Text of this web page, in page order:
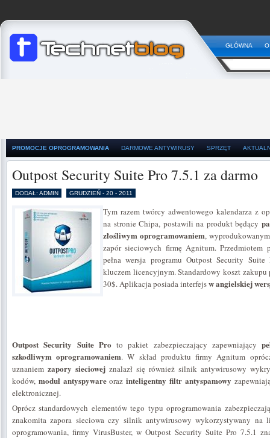
GŁÓWNA
PROMOCJE OPROGRAMOWANIA DARMOWE ANTYWIRUSY SPRZĘT
Outpost Security Suite Pro 7.5.1 za darmo
DODAŁ: ADMIN GRUDZIEŃ - 20 - 2011
Tym razem twórcy adwentowego kalendarza z
na stronie Chipa, postawili na produkt będący
złośliwym oprogramowaniem,
zapór sieciowych firmę Agnitum.
pełna wersja programu Outpost Security
kluczem licencyjnym. Standardowy koszt
30$. Aplikacja posiada interfejsw angielskiej
Outpost Security Suite Pro to pakiet zabezpieczający zapewniający
szkodliwym oprogramowaniem. W skład produktu firmy Agnitum
uznaniem zapory sieciowej znalazł się również silnik antywirusowy
kodów, moduł antyspywareorazinteligentny filtr antyspamowy
elektronicznej.
Oprócz standardowych elementów tego typu oprogramowania
znakomita zapora sieciowa czy silnik antywirusowy wykorzystywany na
oprogramowania, firmy VirusBuster, w Outpost Security Suite Pro 7.5.1